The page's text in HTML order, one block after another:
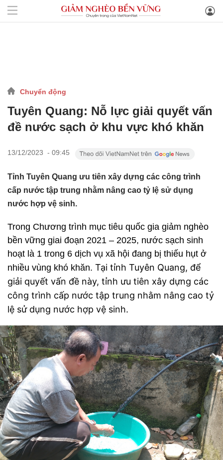
Chuyển động
Tuyên Quang: Nỗ lực giải quyết vấn
đề nước sạch ở khu vực khó khăn
13/12/2023 - 09:45
Tỉnh Tuyên Quang ưu tiên xây dựng các công trình
cấp nước tập trung nhằm nâng cao tỷ lệ sử dụng
nước hợp vệ sinh.
Trong Chương trình mục tiêu quốc gia giảm nghèo
bền vững giai đoạn 2021 – 2025, nước sạch sinh
hoạt là 1 trong 6 dịch vụ xã hội đang bị thiếu hụt ở
nhiều vùng khó khăn. Tại tỉnh Tuyên Quang, để
giải quyết vấn đề này, tỉnh ưu tiên xây dựng các
công trình cấp nước tập trung nhằm nâng cao tỷ
lệ sử dụng nước hợp vệ sinh.